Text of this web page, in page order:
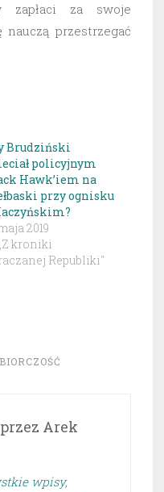
zapłaci za swoje
przestrzegać
Brudziński
policyjnym
Hawk’iem na
przy ognisku
2019
kroniki
Republiki"
Arek
wpisy,